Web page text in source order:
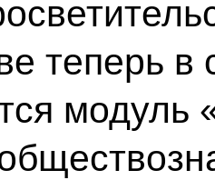
теперь в
модуль